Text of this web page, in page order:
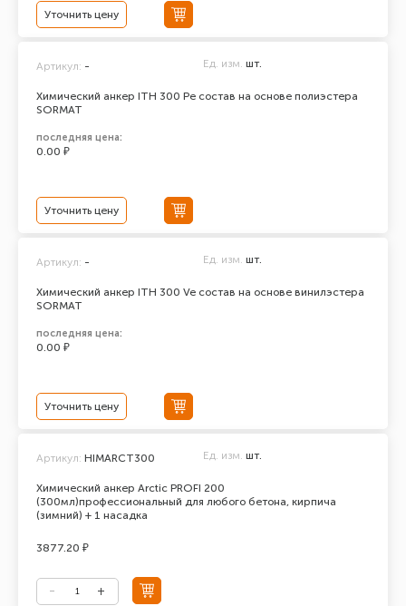
Уточнить цену
Химический анкер ITH 300 Pe состав на основе полиэстера
SORMAT
Артикул: - Ед. изм. шт.
последняя цена:
0.00 ₽
Уточнить цену
Химический анкер ITH 300 Ve состав на основе винилэстера
SORMAT
Артикул: - Ед. изм. шт.
последняя цена:
0.00 ₽
Уточнить цену
Химический анкер Arctic PROFI 200
(300мл)профессиональный для любого бетона, кирпича
(зимний) + 1 насадка
Артикул: HIMARCT300 Ед. изм. шт.
3877.20 ₽